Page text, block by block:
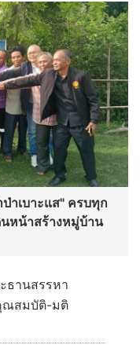
าเบาะแส" ครบทุก
หน้าสร้างหมู่บ้าน
ธานสรรหา
ณสมบัติ-มติ